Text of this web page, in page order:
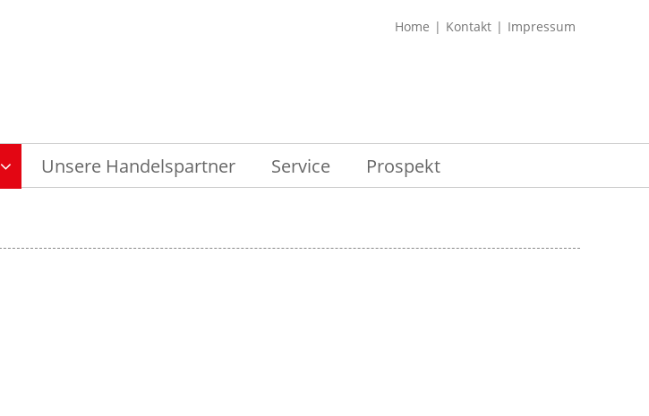
Home Kontakt Impressum
Unsere Handelspartner Service Prospekt